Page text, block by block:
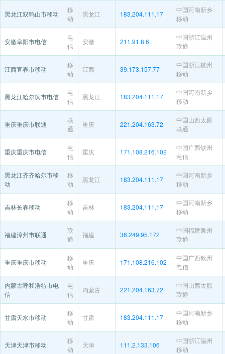
黑龙江双鸭山市移动
移
动
黑龙江 183.204.111.17
中国河南新乡
移动
安徽阜阳市电信
电
信
安徽 211.91.8.6
中国浙江温州
联通
江西宜春市移动
移
动
江西 39.173.157.77
中国浙江杭州
移动
黑龙江哈尔滨市电信
电
信
黑龙江 183.204.111.17
中国河南新乡
移动
重庆重庆市联通
联
通
重庆 221.204.163.72
中国山西太原
联通
重庆重庆市电信
电
信
重庆 171.108.216.102
中国广西钦州
电信
黑龙江齐齐哈尔市移
动
移
动
黑龙江 183.204.111.17
中国河南新乡
移动
吉林长春移动
移
动
吉林 183.204.111.17
中国河南新乡
移动
福建漳州市联通
联
通
福建 36.249.95.172
中国福建泉州
联通
重庆重庆市移动
移
动
重庆 171.108.216.102
中国广西钦州
电信
内蒙古呼和浩特市电
信
电
信
内蒙古 221.204.163.72
中国山西太原
联通
甘肃天水市移动
移
动
甘肃 183.204.111.17
中国河南新乡
移动
天津天津市移动
移
动
天津 111.2.133.106
中国浙江温州
移动